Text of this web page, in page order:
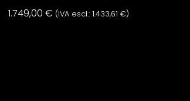
1.749,00 € (IVA escl.: 1.433,61 €)